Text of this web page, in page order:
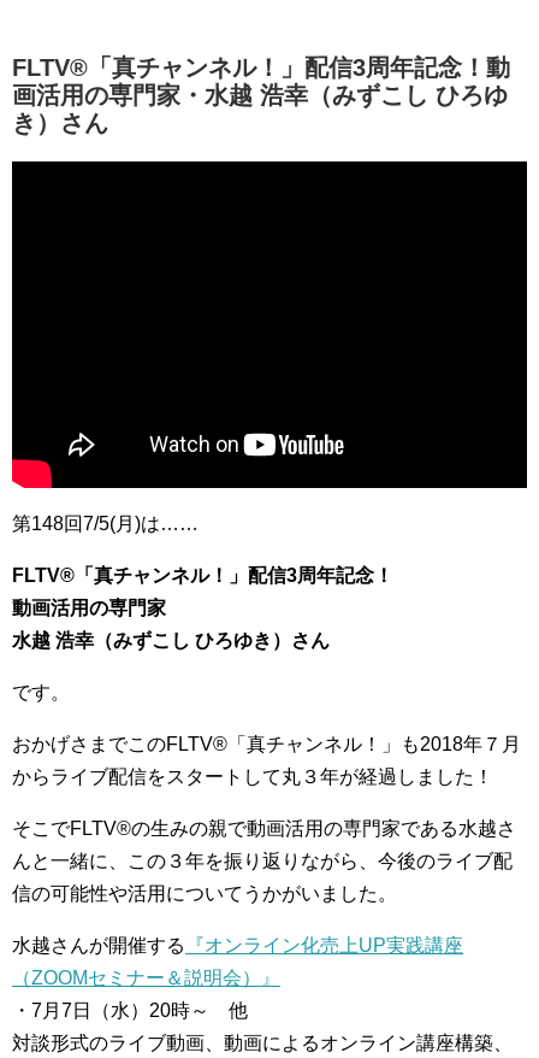
FLTV®「真チャンネル！」配信3周年記念！動
画活用の専門家・水越 浩幸（みずこし ひろゆ
き）さん
第148回7/5(月)は……
FLTV®「真チャンネル！」配信3周年記念！
動画活用の専門家
水越 浩幸（みずこし ひろゆき）さん
です。
おかげさまでこのFLTV®「真チャンネル！」も2018年７月
からライブ配信をスタートして丸３年が経過しました！
そこでFLTV®の生みの親で動画活用の専門家である水越さ
んと一緒に、この３年を振り返りながら、今後のライブ配
信の可能性や活用についてうかがいました。
水越さんが開催する
『オンライン化売上UP実践講座
（ZOOMセミナー＆説明会）』
・7月7日（水）20時～ 他
対談形式のライブ動画、動画によるオンライン講座構築、